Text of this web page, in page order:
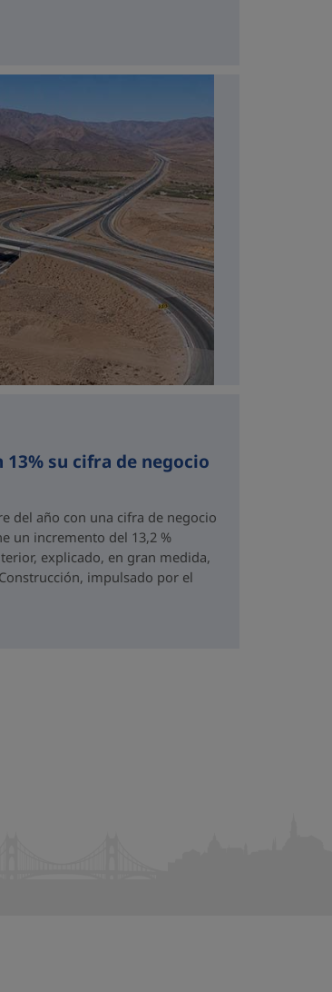
13% su cifra de negocio
del año con una cifra de negocio
un incremento del 13,2 %
explicado, en gran medida,
impulsado por el